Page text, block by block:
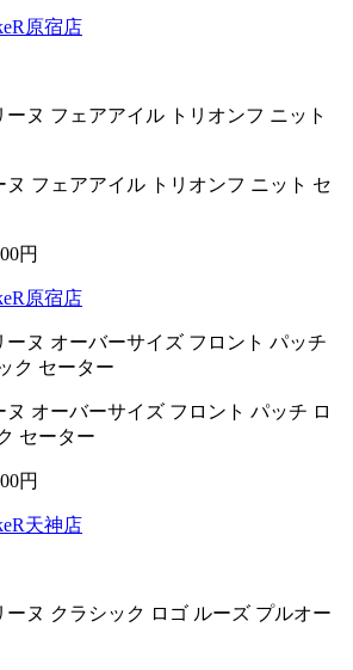
原宿店
ヌ フェアアイル トリオンフ ニット セ
円
原宿店
オーバーサイズ フロント パッチ ロ
セーター
円
天神店